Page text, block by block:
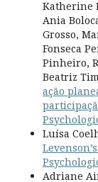
Katherine
Ania
Grosso,
Fonseca
Pinheiro,
Beatriz
ação
Luísa
Adriane